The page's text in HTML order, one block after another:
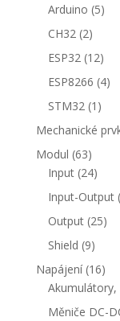
produktů
Arduino 55
CH32 22
ESP32 1212
ESP8266 44
STM32 1 1
Mechanické
Modul 6363
Input 2424
Input-Output
Output 2525
Shield 99
Napájení 1616
Měniče DC-